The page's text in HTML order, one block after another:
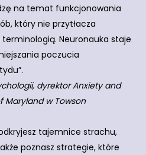
na temat funkcjonowania
który nie przytłacza
Neuronauka staje
poczucia
dyrektor Anxiety and
Maryland w Towson
tajemnice strachu,
poznasz strategie, które